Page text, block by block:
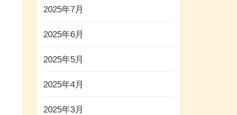
2025年7月
2025年6月
2025年5月
2025年4月
2025年3月